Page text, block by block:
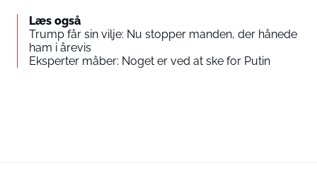
Læs også
Trump får sin vilje: Nu stopper manden, der hånede
ham i årevis
Eksperter måber: Noget er ved at ske for Putin